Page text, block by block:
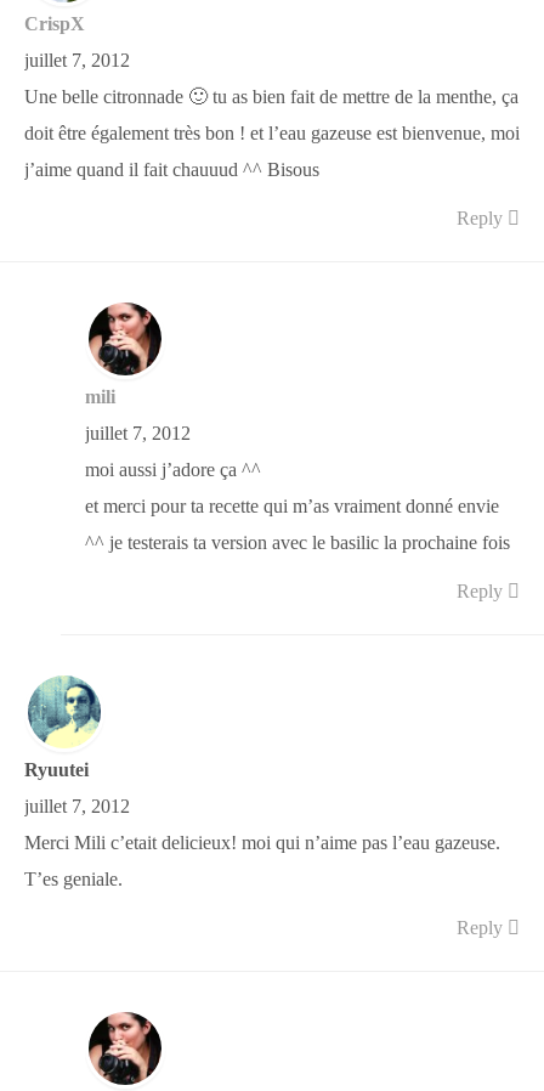
CrispX
juillet 7, 2012
Une belle citronnade 🙂 tu as bien fait de mettre de la menthe, ça
doit être également très bon ! et l’eau gazeuse est bienvenue, moi
j’aime quand il fait chauuud ^^ Bisous
Reply
mili
juillet 7, 2012
moi aussi j’adore ça ^^
et merci pour ta recette qui m’as vraiment donné envie
^^ je testerais ta version avec le basilic la prochaine fois
Reply
Ryuutei
juillet 7, 2012
Merci Mili c’etait delicieux! moi qui n’aime pas l’eau gazeuse.
T’es geniale.
Reply